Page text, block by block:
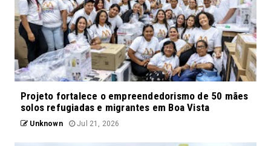
Projeto fortalece o empreendedorismo de 50 mães
solos refugiadas e migrantes em Boa Vista
Unknown Jul 21, 2026